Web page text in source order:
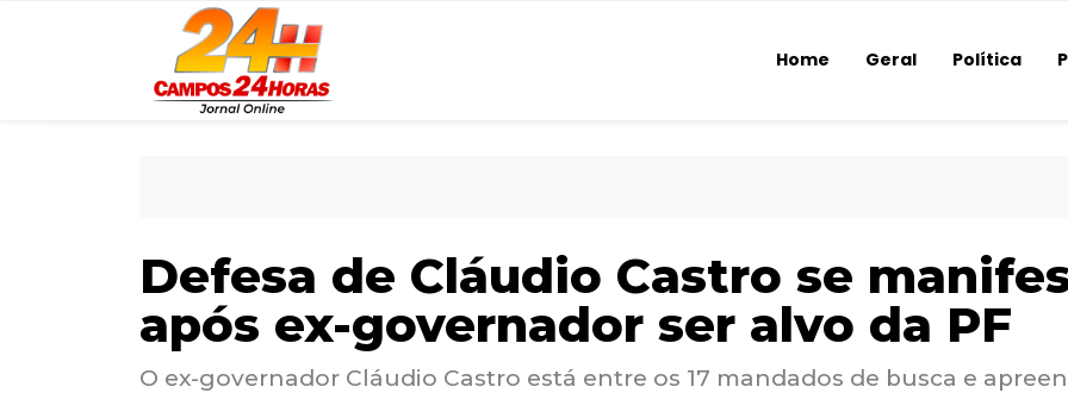
Home Geral Política
Defesa de Cláudio Castro se
após ex-governador ser alvo da PF
O ex-governador Cláudio Castro está entre os 17 mandados de busca e